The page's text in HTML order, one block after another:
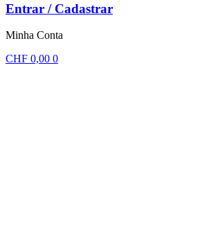
Entrar / Cadastrar
Minha Conta
CHF 0,00 0